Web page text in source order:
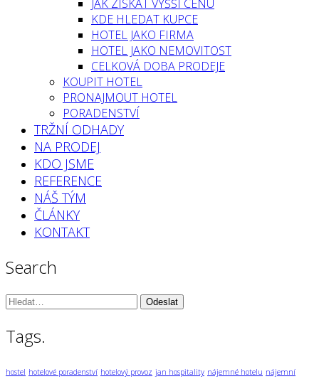
JAK ZÍSKAT VYŠŠÍ CENU
KDE HLEDAT KUPCE
HOTEL JAKO FIRMA
HOTEL JAKO NEMOVITOST
CELKOVÁ DOBA PRODEJE
KOUPIT HOTEL
PRONAJMOUT HOTEL
PORADENSTVÍ
TRŽNÍ ODHADY
NA PRODEJ
KDO JSME
REFERENCE
NÁŠ TÝM
ČLÁNKY
KONTAKT
Search
Vyhledávání:
Tags.
hostel hotelové poradenství hotelový provoz jan hospitality nájemné hotelu nájemní